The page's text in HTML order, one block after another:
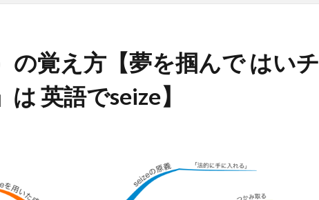
の覚え方【夢を掴んで はいチ
英語でseize】